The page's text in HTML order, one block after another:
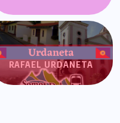
RAFAEL URDANETA